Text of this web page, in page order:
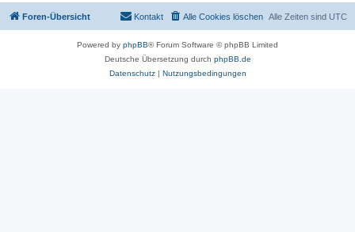
Foren-Übersicht Alle Zeiten sind UTC
Alle Cookies löschen
Kontakt
Powered by phpBB® Forum Software © phpBB Limited
Deutsche Übersetzung durch phpBB.de
Datenschutz| Nutzungsbedingungen